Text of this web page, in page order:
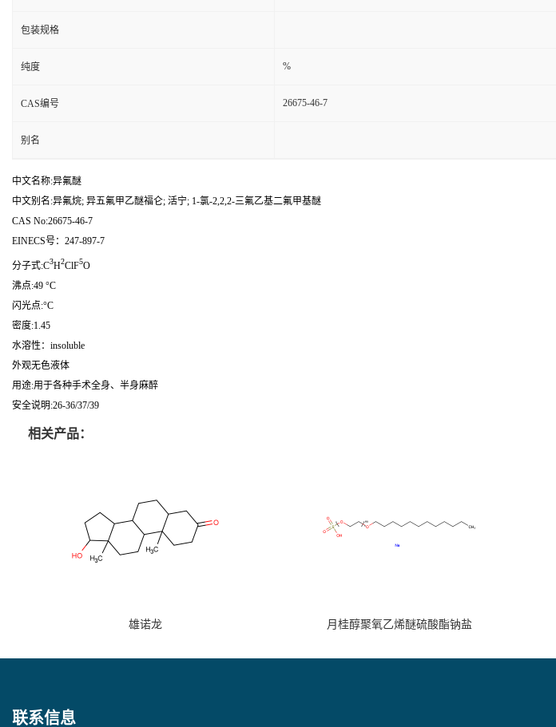
包装规格
纯度 %
CAS编号 26675-46-7
别名
中文名称:异氟醚
中文别名:异氟烷; 异五氟甲乙醚福仑; 活宁; 1-氯-2,2,2-三氟乙基二氟甲基醚
CAS No:26675-46-7
EINECS号：247-897-7
分子式:C3H2ClF5O
沸点:49 °C
闪光点:°C
密度:1.45
水溶性：insoluble
外观无色液体
用途:用于各种手术全身、半身麻醉
安全说明:26-36/37/39
相关产品：
雄诺龙 月桂醇聚氧乙烯醚硫酸酯钠盐
联系信息